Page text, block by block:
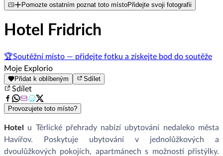
Pomozte ostatním poznat toto místoPřidejte svoji fotografii
Hotel Fridrich
🏆Soutěžní místo — přidejte fotku a získejte bod do soutěže
Moje Explorio
Přidat k oblíbeným Sdílet
Sdílet
Provozujete toto místo?
Hotel u Těrlické přehrady nabízí ubytování nedaleko města
Havířov. Poskytuje ubytování v jednolůžkových a
dvoulůžkových pokojích, apartmánech s možností přistýlky.